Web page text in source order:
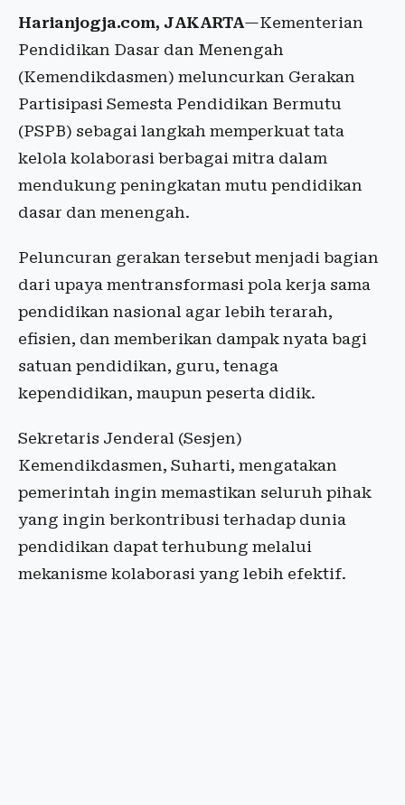
Harianjogja.com, JAKARTA—Kementerian
Pendidikan Dasar dan Menengah
(Kemendikdasmen) meluncurkan Gerakan
Partisipasi Semesta Pendidikan Bermutu
(PSPB) sebagai langkah memperkuat tata
kelola kolaborasi berbagai mitra dalam
mendukung peningkatan mutu pendidikan
dasar dan menengah.
Peluncuran gerakan tersebut menjadi bagian
dari upaya mentransformasi pola kerja sama
pendidikan nasional agar lebih terarah,
efisien, dan memberikan dampak nyata bagi
satuan pendidikan, guru, tenaga
kependidikan, maupun peserta didik.
Sekretaris Jenderal (Sesjen)
Kemendikdasmen, Suharti, mengatakan
pemerintah ingin memastikan seluruh pihak
yang ingin berkontribusi terhadap dunia
pendidikan dapat terhubung melalui
mekanisme kolaborasi yang lebih efektif.